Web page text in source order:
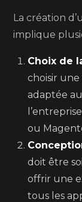
La création
implique
Choix de
choisir
adaptée
ou
doit être
offrir une
tous les